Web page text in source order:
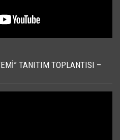
TANITIM TOPLANTISI –